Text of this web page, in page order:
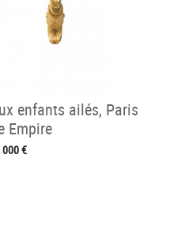
enfants ailés, Paris
Empire
000 €